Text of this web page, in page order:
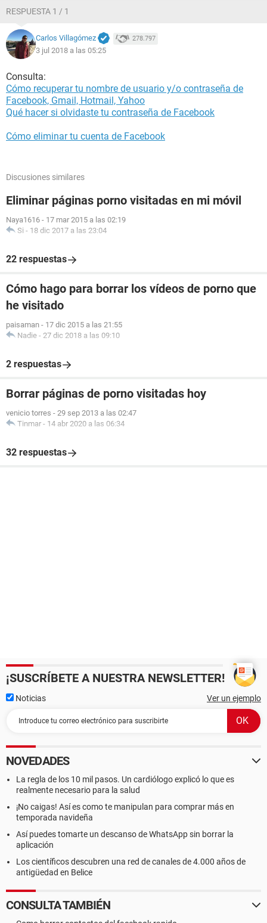
RESPUESTA 1 / 1
Carlos Villagómez 278.797
3 jul 2018 a las 05:25
Consulta:
Cómo recuperar tu nombre de usuario y/o contraseña de
Facebook, Gmail, Hotmail, Yahoo
Qué hacer si olvidaste tu contraseña de Facebook
Cómo eliminar tu cuenta de Facebook
Discusiones similares
Eliminar páginas porno visitadas en mi móvil
Naya1616 - 17 mar 2015 a las 02:19
Si - 18 dic 2017 a las 23:04
22 respuestas
Cómo hago para borrar los vídeos de porno que
he visitado
paisaman - 17 dic 2015 a las 21:55
Nadie - 27 dic 2018 a las 09:10
2 respuestas
Borrar páginas de porno visitadas hoy
venicio torres - 29 sep 2013 a las 02:47
Tinmar - 14 abr 2020 a las 06:34
32 respuestas
¡SUSCRÍBETE A NUESTRA NEWSLETTER!
Noticias Ver un ejemplo
NOVEDADES
La regla de los 10 mil pasos. Un cardiólogo explicó lo que es
realmente necesario para la salud
¡No caigas! Así es como te manipulan para comprar más en
temporada navideña
Así puedes tomarte un descanso de WhatsApp sin borrar la
aplicación
Los científicos descubren una red de canales de 4.000 años de
antigüedad en Belice
CONSULTA TAMBIÉN